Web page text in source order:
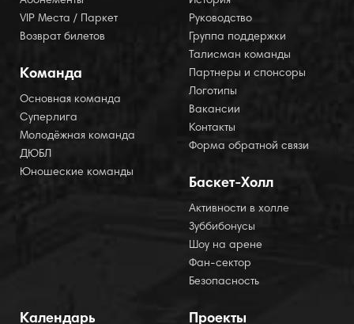
VIP Места / Паркет
Возврат билетов
Команда
Основная команда
Суперлига
Молодёжная команда
ДЮБЛ
Юношеские команды
Руководство
Группа поддержки
Талисман команды
Партнеры и спонсоры
Логотипы
Вакансии
Контакты
Форма обратной связи
Баскет-Холл
Активности в холле
Зуббибонусы
Шоу на арене
Фан-сектор
Безопасность
Календарь Проекты